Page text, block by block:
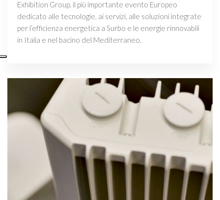
Exhibition Group, il più importante evento Europeo
dedicato alle tecnologie, ai servizi, alle soluzioni integrate
per l’efficienza energetica a Surbo e le energie rinnovabili
in Italia e nel bacino del Mediterraneo.